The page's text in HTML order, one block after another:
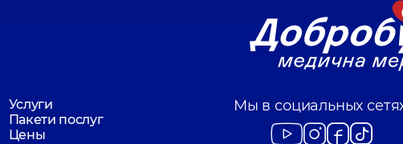
ул. Драгоманова, 21-А, г. Киев
Услуги
Пакети послуг
Цены
Мы в социальных